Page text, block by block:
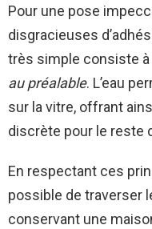
Pour une pose
disgracieuses
très simple consiste à
au préalable. L’eau
sur la vitre, offrant
discrète pour le reste
En respectant ces
possible de traverser
conservant une